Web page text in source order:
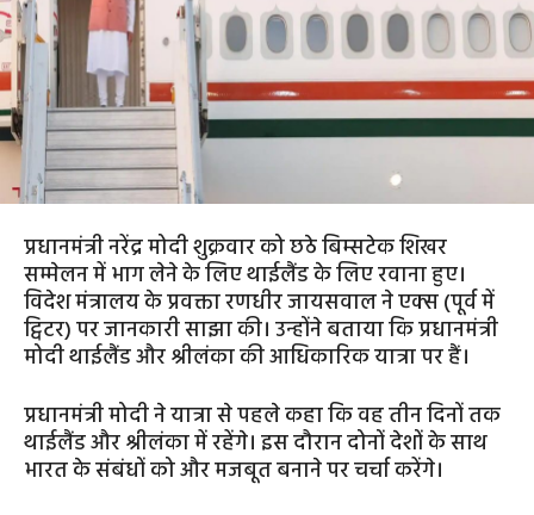
प्रधानमंत्री नरेंद्र मोदी शुक्रवार को छठे बिम्सटेक शिखर
सम्मेलन में भाग लेने के लिए थाईलैंड के लिए रवाना हुए।
विदेश मंत्रालय के प्रवक्ता रणधीर जायसवाल ने एक्स (पूर्व में
ट्विटर) पर जानकारी साझा की। उन्होंने बताया कि प्रधानमंत्री
मोदी थाईलैंड और श्रीलंका की आधिकारिक यात्रा पर हैं।
प्रधानमंत्री मोदी ने यात्रा से पहले कहा कि वह तीन दिनों तक
थाईलैंड और श्रीलंका में रहेंगे। इस दौरान दोनों देशों के साथ
भारत के संबंधों को और मजबूत बनाने पर चर्चा करेंगे।